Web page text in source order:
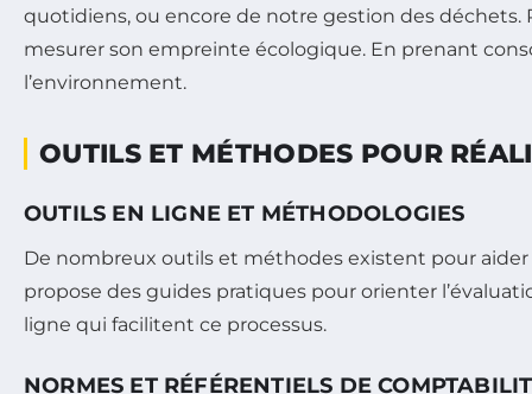
quotidiens, ou encore de notre gestion des
mesurer son empreinte écologique. En prenant
l’environnement.
OUTILS ET MÉTHODES POUR
OUTILS EN LIGNE ET MÉTHODOLOGIES
De nombreux outils et méthodes existent pour aider
propose des guides pratiques pour orienter
ligne qui facilitent ce processus.
NORMES ET RÉFÉRENTIELS DE